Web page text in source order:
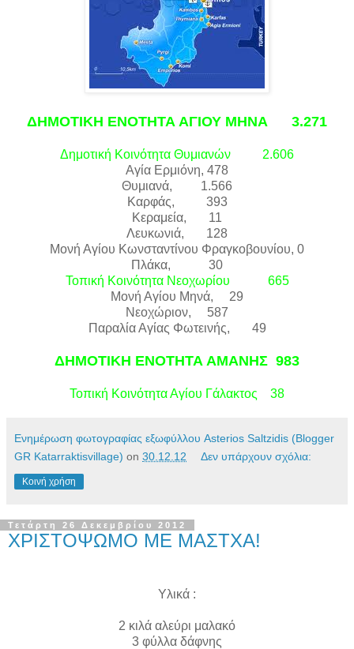
ΔΗΜΟΤΙΚΗ ΕΝΟΤΗΤΑ ΑΓΙΟΥ ΜΗΝΑ 3.271
Δημοτική Κοινότητα Θυμιανών 2.606
Αγία Ερμιόνη, 478
Θυμιανά, 1.566
Καρφάς, 393
Κεραμεία, 11
Λευκωνιά, 128
Μονή Αγίου Κωνσταντίνου Φραγκοβουνίου, 0
Πλάκα, 30
Τοπική Κοινότητα Νεοχωρίου 665
Μονή Αγίου Μηνά, 29
Νεοχώριον, 587
Παραλία Αγίας Φωτεινής, 49
ΔΗΜΟΤΙΚΗ ΕΝΟΤΗΤΑ ΑΜΑΝΗΣ 983
Τοπική Κοινότητα Αγίου Γάλακτος 38
Ενημέρωση φωτογραφίας εξωφύλλου Asterios Saltzidis (Blogger
GR Katarraktisvillage) on 30.12.12 Δεν υπάρχουν σχόλια:
Κοινή χρήση
Τετάρτη 26 Δεκεμβρίου 2012
ΧΡΙΣΤΟΨΩΜΟ ΜΕ ΜΑΣΤΧΑ!
Υλικά :
2 κιλά αλεύρι μαλακό
3 φύλλα δάφνης